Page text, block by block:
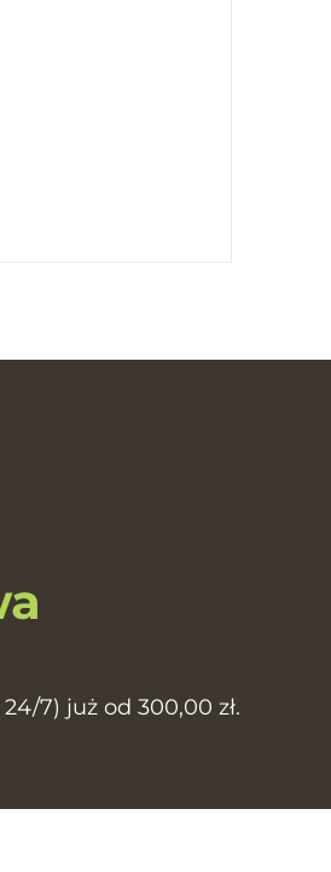
7) już od 300,00 zł.